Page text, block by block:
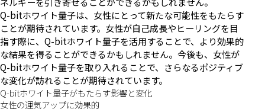
Q-bitホワイト量子は、女性にとって新たな可能性をもたらす
ことが期待されています。女性が自己成長やヒーリングを目
指す際に、Q-bitホワイト量子を活用することで、より効果的
な結果を得ることができるかもしれません。今後も、女性が
Q-bitホワイト量子を取り入れることで、さらなるポジティブ
な変化が訪れることが期待されています。
Q-bitホワイト量子がもたらす影響と変化
女性の運気アップに効果的